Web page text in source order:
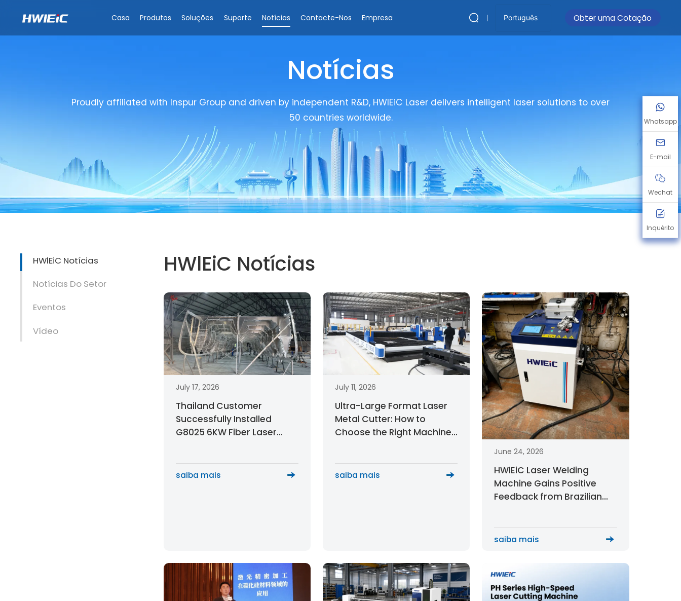
Casa Produtos Soluções Suporte Notícias Contacte-Nos Empresa Português Obter uma Cotação
Notícias
Proudly affiliated with Inspur Group and driven by independent R&D, HWlEiC Laser delivers intelligent laser solutions to over
50 countries worldwide.
HWlEiC Notícias
Notícias Do Setor
Eventos
Vídeo
HWlEiC Notícias
July 17, 2026
Thailand Customer
Successfully Installed
G8025 6KW Fiber Laser
saiba mais
July 11, 2026
Ultra-Large Format Laser
Metal Cutter: How to
Choose the Right Machine
saiba mais
June 24, 2026
HWlEiC Laser Welding
Machine Gains Positive
Feedback from Brazilian
saiba mais
Whatsapp
E-mail
Wechat
Inquérito